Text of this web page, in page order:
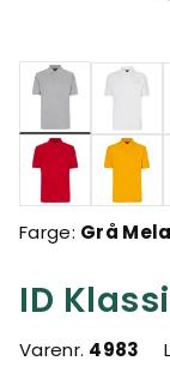
ID
Varenr. 4983
valgte
Farge: Grå